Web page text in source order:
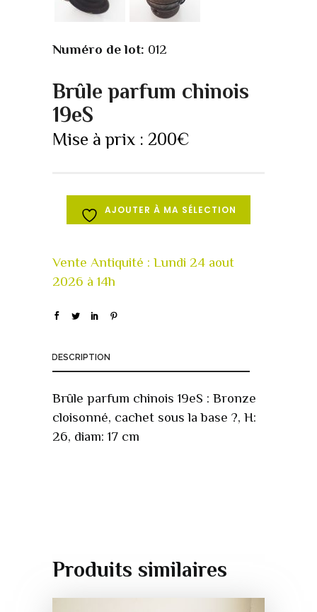
Numéro de lot: 012
Brûle parfum chinois
19eS
Mise à prix : 200€
AJOUTER À MA SÉLECTION
DESCRIPTION
Brûle parfum chinois 19eS : Bronze
cloisonné, cachet sous la base ?, H:
26, diam: 17 cm
Produits similaires